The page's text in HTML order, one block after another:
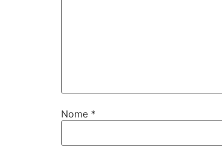
Nome *